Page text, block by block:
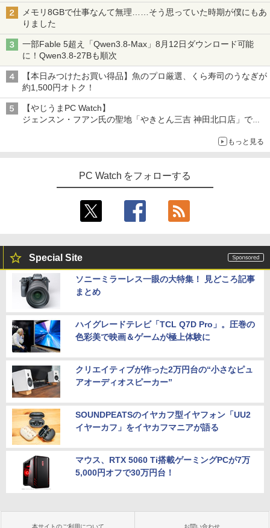
メモリ8GBで仕事なんて無理……そう思っていた時期が僕にもあ
りました
一部Fable 5超え「Qwen3.8-Max」8月12日ダウンロード可能
に！Qwen3.8-27Bも順次
【本日みつけたお買い得品】魚のプロ厳選、くら寿司のうなぎが
約1,500円オトク！
【やじうまPC Watch】
ジェンスン・フアン氏の聖地「やきとん三吉 神田北口店」で
～コース名を変更したのはNVIDIAに怒られたからではないもっと見る
PC Watch をフォローする
Special Site
ソニーミラーレス一眼の大特集！ 見どころ記事
まとめ
ハイグレードテレビ「TCL Q7D Pro」。圧巻の
色彩美で映画＆ゲームが極上体験に
クリエイティブが作った2万円台の“小さなピュ
アオーディオスピーカー”
SOUNDPEATSのイヤカフ型イヤフォン「UU2
イヤーカフ」をイヤカフマニアが語る
マウス、RTX 5060 Ti搭載ゲーミングPCが7万
5,000円オフで30万円台！